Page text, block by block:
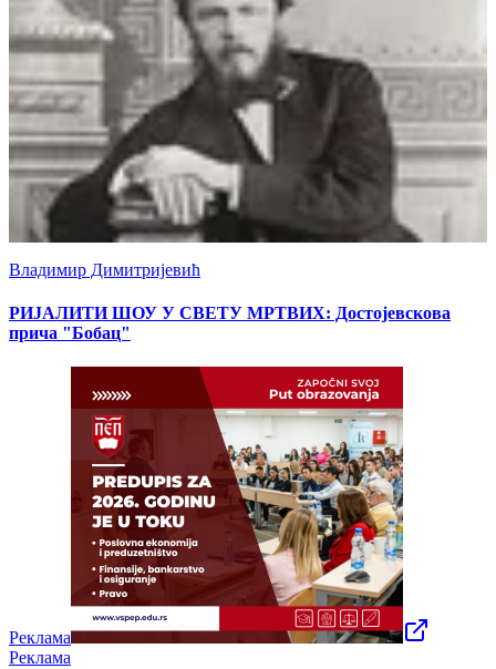
Владимир Димитријевић
РИЈАЛИТИ ШОУ У СВЕТУ МРТВИХ: Достојевскова
прича "Бобац"
Реклама
Реклама